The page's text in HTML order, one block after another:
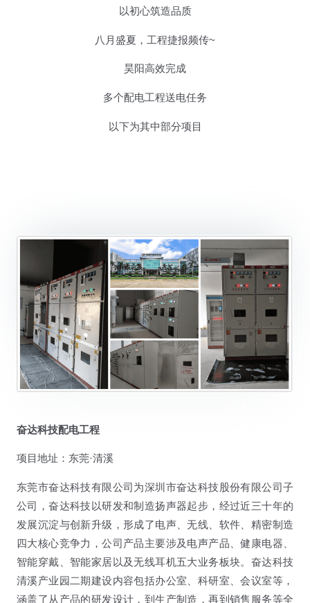
以初心筑造品质
八月盛夏，工程捷报频传~
昊阳高效完成
多个配电工程送电任务
以下为其中部分项目
奋达科技配电工程
项目地址：东莞·清溪
东莞市奋达科技有限公司为深圳市奋达科技股份有限公司子
公司，奋达科技以研发和制造扬声器起步，经过近三十年的
发展沉淀与创新升级，形成了电声、无线、软件、精密制造
四大核心竞争力，公司产品主要涉及电声产品、健康电器、
智能穿戴、智能家居以及无线耳机五大业务板块。奋达科技
清溪产业园二期建设内容包括办公室、科研室、会议室等，
涵盖了从产品的研发设计，到生产制造，再到销售服务等全